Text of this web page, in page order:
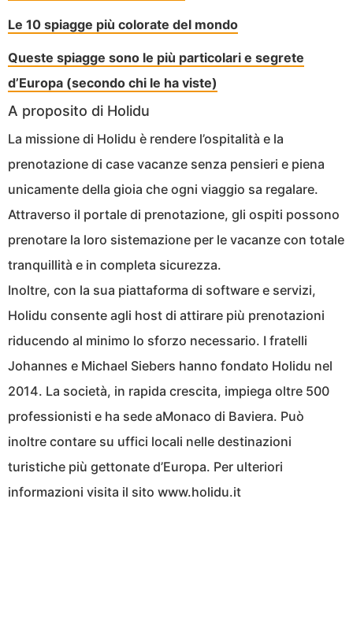
Le 10 spiagge più colorate del mondo
Queste spiagge sono le più particolari e segrete
d’Europa (secondo chi le ha viste)
A proposito di Holidu
La missione di Holidu è rendere l’ospitalità e la
prenotazione di case vacanze senza pensieri e piena
unicamente della gioia che ogni viaggio sa regalare.
Attraverso il portale di prenotazione, gli ospiti possono
prenotare la loro sistemazione per le vacanze con totale
tranquillità e in completa sicurezza.
Inoltre, con la sua piattaforma di software e servizi,
Holidu consente agli host di attirare più prenotazioni
riducendo al minimo lo sforzo necessario. I fratelli
Johannes e Michael Siebers hanno fondato Holidu nel
2014. La società, in rapida crescita, impiega oltre 500
professionisti e ha sede aMonaco di Baviera. Può
inoltre contare su uffici locali nelle destinazioni
turistiche più gettonate d’Europa. Per ulteriori
informazioni visita il sito www.holidu.it